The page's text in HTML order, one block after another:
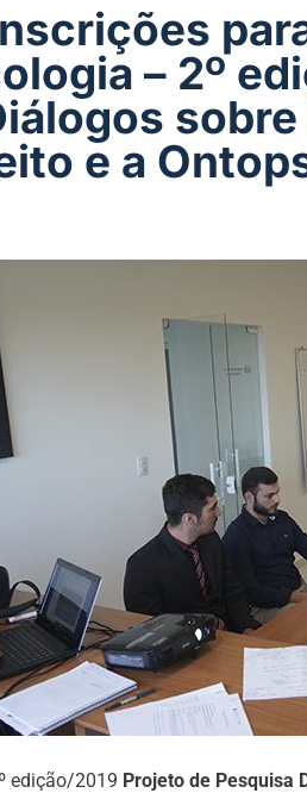
– 2º
e a
edição/2019 Projeto de Pesquisa